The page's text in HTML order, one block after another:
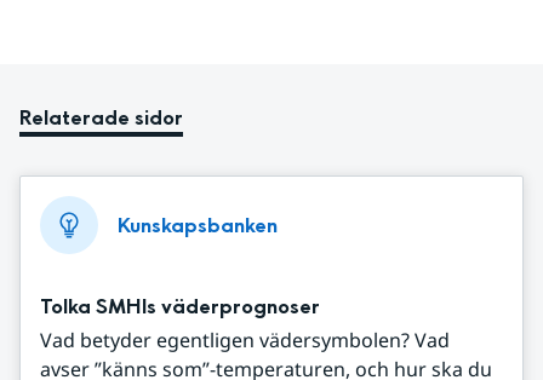
Relaterade sidor
Kunskapsbanken
Tolka SMHIs väderprognoser
Vad betyder egentligen vädersymbolen? Vad
avser ”känns som”-temperaturen, och hur ska du